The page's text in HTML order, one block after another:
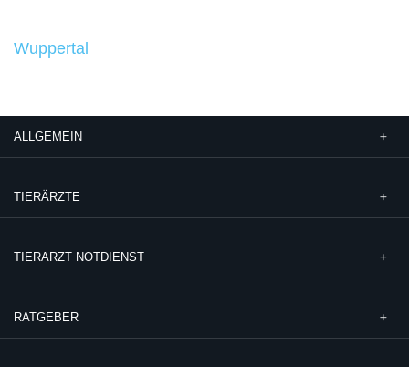
Wuppertal
ALLGEMEIN
TIERÄRZTE
TIERARZT NOTDIENST
RATGEBER